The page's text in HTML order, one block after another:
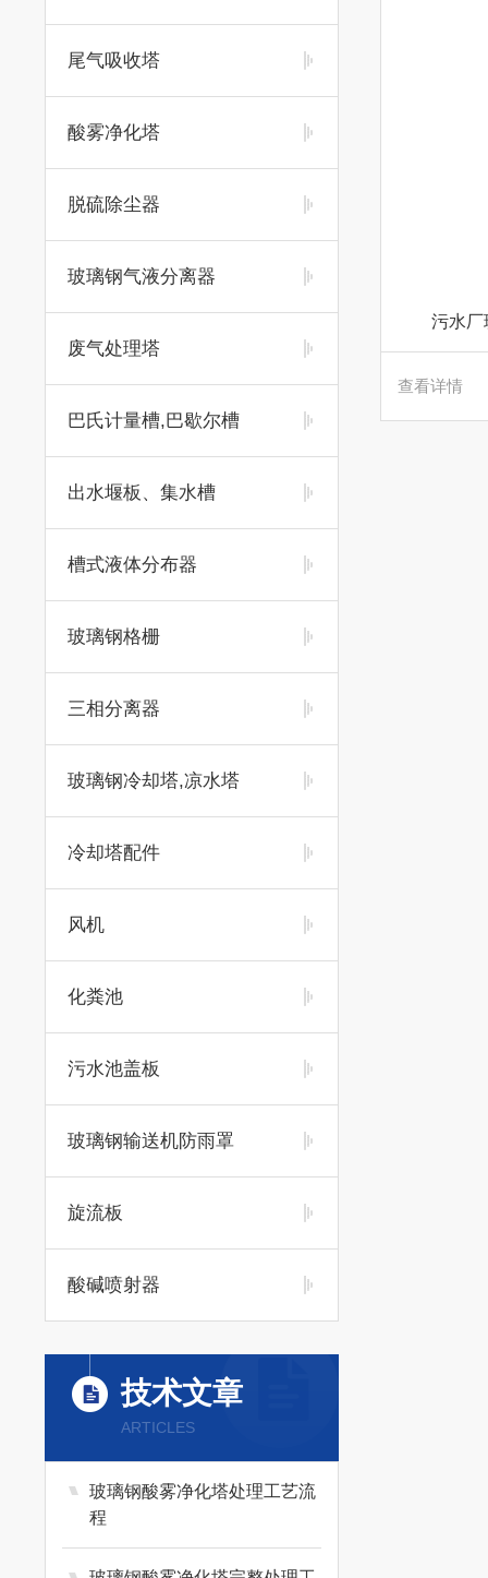
尾气吸收塔
酸雾净化塔
脱硫除尘器
玻璃钢气液分离器
废气处理塔
巴氏计量槽,巴歇尔槽
出水堰板、集水槽
槽式液体分布器
玻璃钢格栅
三相分离器
玻璃钢冷却塔,凉水塔
冷却塔配件
风机
化粪池
污水池盖板
玻璃钢输送机防雨罩
旋流板
酸碱喷射器
技术文章
ARTICLES
玻璃钢酸雾净化塔处理工艺流
程
污水
查看详情